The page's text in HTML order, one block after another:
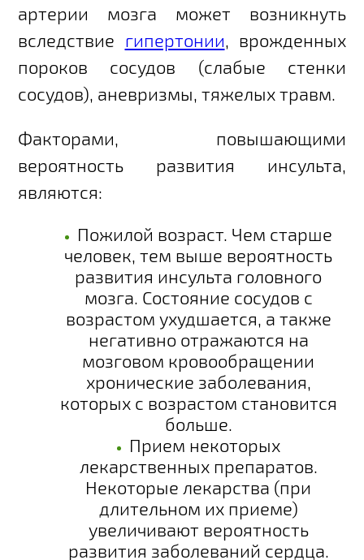
артерии мозга может возникнуть
вследствие гипертонии, врожденных
пороков сосудов (слабые стенки
сосудов), аневризмы, тяжелых травм.
Факторами, повышающими
вероятность развития инсульта,
являются:
Пожилой возраст. Чем старше
человек, тем выше вероятность
развития инсульта головного
мозга. Состояние сосудов с
возрастом ухудшается, а также
негативно отражаются на
мозговом кровообращении
хронические заболевания,
которых с возрастом становится
больше.
Прием некоторых
лекарственных препаратов.
Некоторые лекарства (при
длительном их приеме)
увеличивают вероятность
развития заболеваний сердца.